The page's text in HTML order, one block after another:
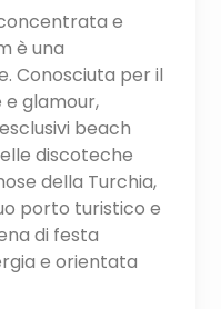
e
è una
Conosciuta per il
e glamour,
beach
discoteche
della Turchia,
porto turistico e
di festa
e orientata